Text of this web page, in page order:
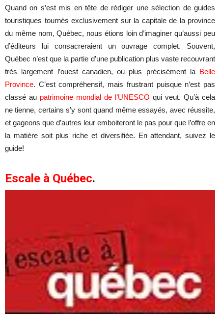
Quand on s’est mis en tête de rédiger une sélection de guides
touristiques tournés exclusivement sur la capitale de la province
du même nom, Québec, nous étions loin d’imaginer qu’aussi peu
d’éditeurs lui consacreraient un ouvrage complet. Souvent,
Québec n’est que la partie d’une publication plus vaste recouvrant
très largement l’ouest canadien, ou plus précisément la Belle
Province. C’est compréhensif, mais frustrant puisque n’est pas
classé au patrimoine mondial de l’UNESCO qui veut. Qu’à cela
ne tienne, certains s’y sont quand même essayés, avec réussite,
et gageons que d’autres leur emboiteront le pas pour que l’offre en
la matière soit plus riche et diversifiée. En attendant, suivez le
guide!
Escale à Québec.